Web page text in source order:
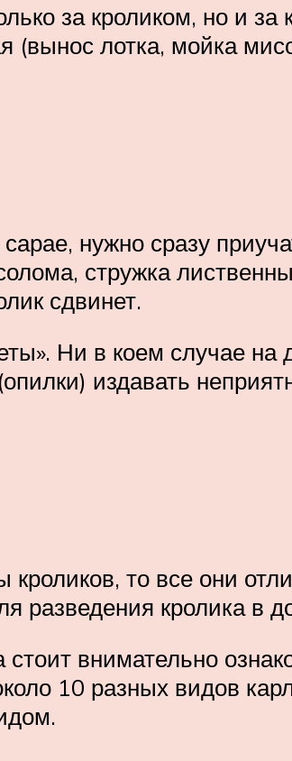
за кроликом, но и за
(вынос лотка, мойка
нужно сразу
стружка
сдвинет.
Ни в коем случае на
издавать
то все они
разведения кролика в
внимательно
10 разных видов